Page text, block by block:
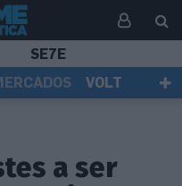
SE7E
VOLT
a ser